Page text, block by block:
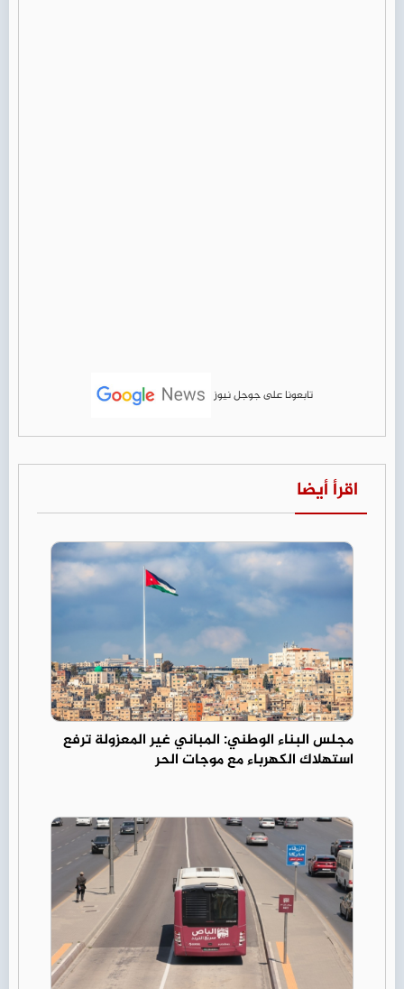
تابعونا على جوجل نيوز
اقرأ أيضا
مجلس البناء الوطني: المباني غير المعزولة ترفع
استهلاك الكهرباء مع موجات الحر